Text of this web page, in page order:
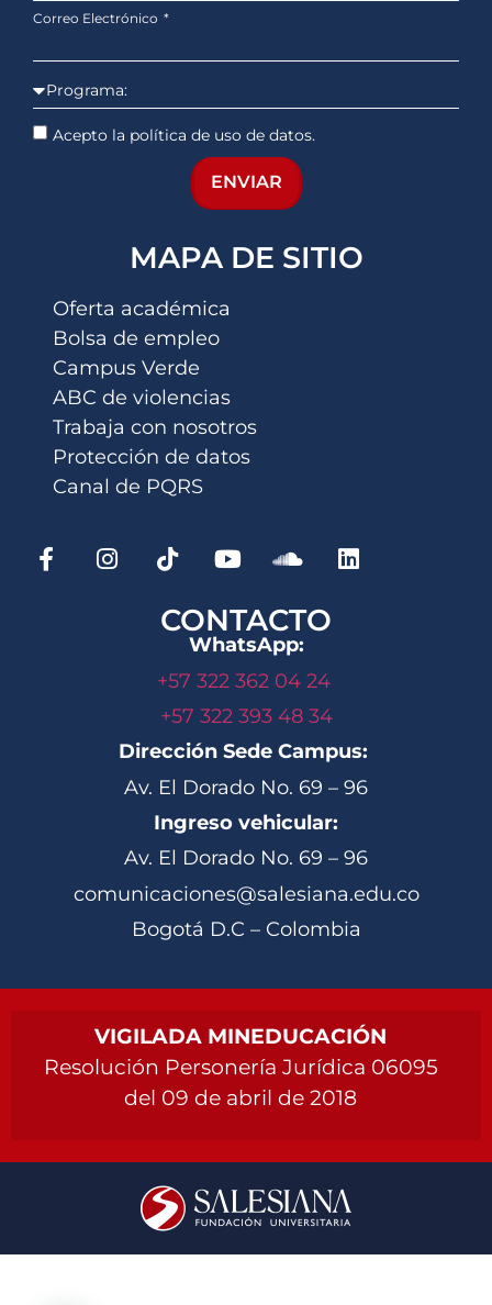
Correo Electrónico
Acepto la política de uso de datos.
ENVIAR
MAPA DE SITIO
Oferta académica
Bolsa de empleo
Campus Verde
ABC de violencias
Trabaja con nosotros
Protección de datos
Canal de PQRS
CONTACTO
WhatsApp:
+57 322 362 04 24
+57 322 393 48 34
Dirección Sede Campus:
Av. El Dorado No. 69 – 96
Ingreso vehicular:
Av. El Dorado No. 69 – 96
comunicaciones@salesiana.edu.co
Bogotá D.C – Colombia
VIGILADA MINEDUCACIÓN
Resolución Personería Jurídica 06095
del 09 de abril de 2018